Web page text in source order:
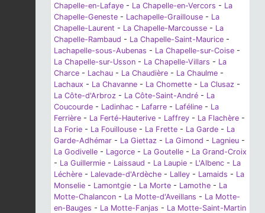
Chapelle-en-Lafaye - La Chapelle-en-Vercors - La
Chapelle-Geneste - Lachapelle-Graillouse - La
Chapelle-Laurent - La Chapelle-Marcousse - La
Chapelle-Rambaud - La Chapelle-Saint-Maurice -
Lachapelle-sous-Aubenas - La Chapelle-sur-Coise -
La Chapelle-sur-Usson - La Chapelle-Villars - La
Charce - Lachau - La Chaudière - La Chaulme -
Lachaux - La Chavanne - La Chomette - La Clusaz -
La Côte-d'Arbroz - La Côte-Saint-André - La
Coucourde - Ladinhac - Lafarre - Laféline - La
Ferrière - La Ferté-Hauterive - Laffrey - La Flachère -
La Forie - La Fouillouse - La Frette - La Garde - La
Garde-Adhémar - La Giettaz - La Gimond - Lagnieu -
La Godivelle - Lagorce - La Goutelle - La Grand-Croix
- La Guillermie - Laissaud - La Laupie - L'Albenc - La
Léchère - Lalevade-d'Ardèche - Lalley - Lamaids - La
Monselie - Lamontgie - La Morte - Lamothe - La
Motte-Chalancon - La Motte-d'Aveillans - La Motte-
en-Bauges - La Motte-Fanjas - La Motte-Saint-Martin